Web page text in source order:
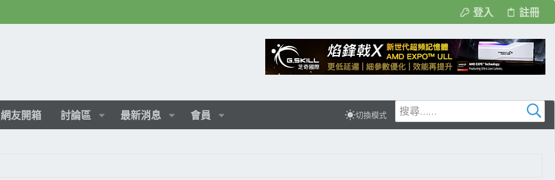
登入 註冊
網友開箱 討論區 最新消息 會員 切換模式